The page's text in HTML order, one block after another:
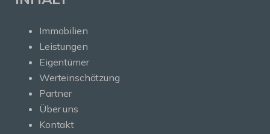
Immobilien
Leistungen
Eigentümer
Werteinschätzung
Partner
Über uns
Kontakt